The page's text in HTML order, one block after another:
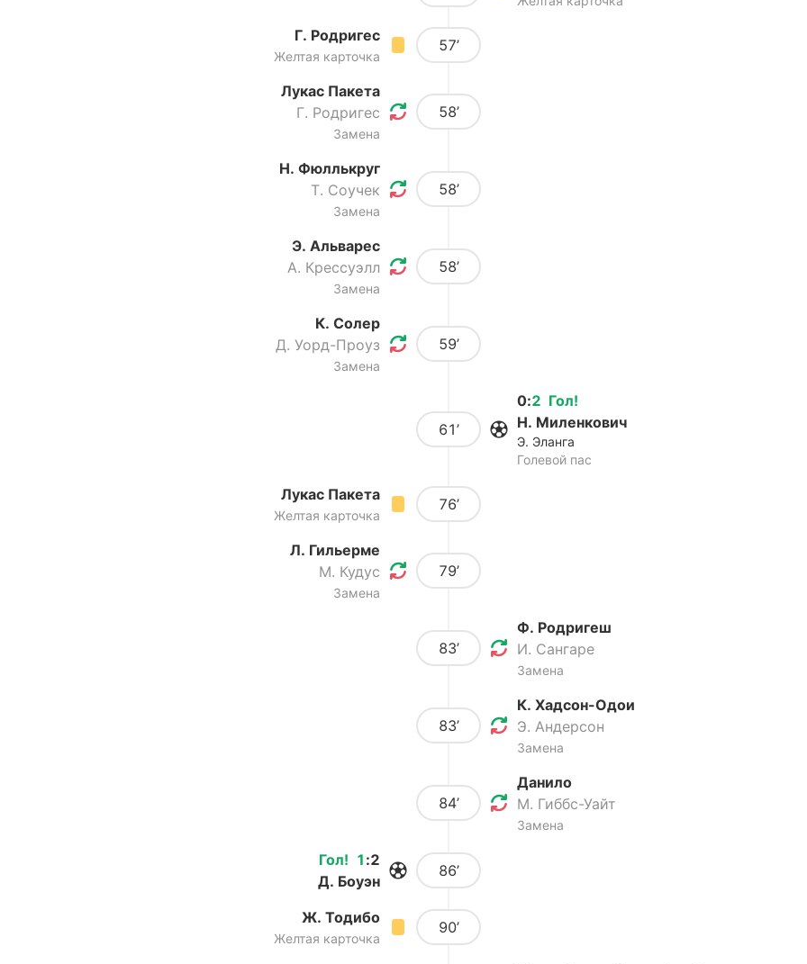
Г. Родригес
Желтая карточка
57’
Лукас Пакета
Г. Родригес
Замена
58’
Н. Фюллькруг
Т. Соучек
Замена
58’
Э. Альварес
А. Крессуэлл
Замена
58’
К. Солер
Д. Уорд-Проуз
Замена
59’
61’
Гол!
0:2
Н. Миленкович
Э. Эланга
Голевой пас
Лукас Пакета
Желтая карточка
76’
Л. Гильерме
М. Кудус
Замена
79’
83’
Ф. Родригеш
И. Сангаре
Замена
83’
К. Хадсон-Одои
Э. Андерсон
Замена
84’
Данило
М. Гиббс-Уайт
Замена
Гол! 1 :2
Д. Боуэн
86’
Ж. Тодибо
Желтая карточка
90’